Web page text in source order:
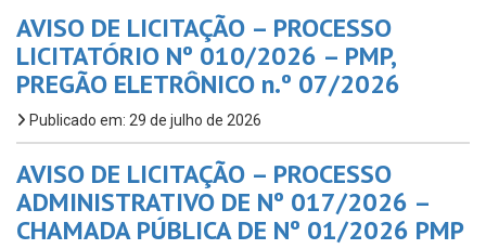
AVISO DE LICITAÇÃO – PROCESSO
LICITATÓRIO Nº 010/2026 – PMP,
PREGÃO ELETRÔNICO n.º 07/2026
Publicado em: 29 de julho de 2026
AVISO DE LICITAÇÃO – PROCESSO
ADMINISTRATIVO DE Nº 017/2026 –
CHAMADA PÚBLICA DE Nº 01/2026 PMP